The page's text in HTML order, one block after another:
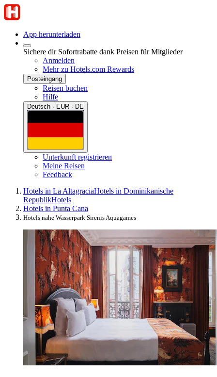
App herunterladen
Sichere dir Sofortrabatte dank Preisen für Mitglieder
Anmelden
Mehr zu Hotels.com Rewards
Posteingang
Reisen buchen
Hilfe
Deutsch · EUR · DE
Unterkunft registrieren
Meine Reisen
Feedback
Hotels in La AltagraciaHotels in Dominikanische
RepublikHotels
Hotels in Punta Cana
Hotels nahe Wasserpark Sirenis Aquagames